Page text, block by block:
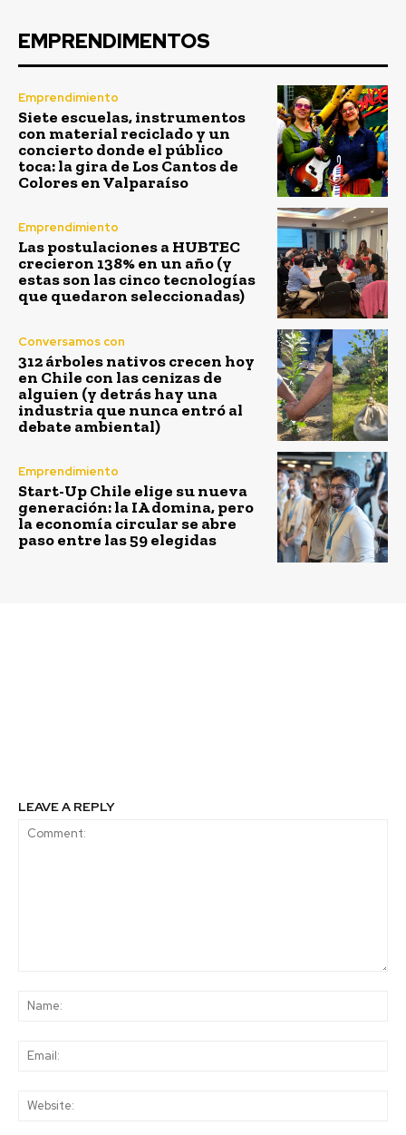
EMPRENDIMENTOS
Emprendimiento
Siete escuelas, instrumentos
con material reciclado y un
concierto donde el público
toca: la gira de Los Cantos de
Colores en Valparaíso
Emprendimiento
Las postulaciones a HUBTEC
crecieron 138% en un año (y
estas son las cinco tecnologías
que quedaron seleccionadas)
Conversamos con
312 árboles nativos crecen hoy
en Chile con las cenizas de
alguien (y detrás hay una
industria que nunca entró al
debate ambiental)
Emprendimiento
Start-Up Chile elige su nueva
generación: la IA domina, pero
la economía circular se abre
paso entre las 59 elegidas
LEAVE A REPLY